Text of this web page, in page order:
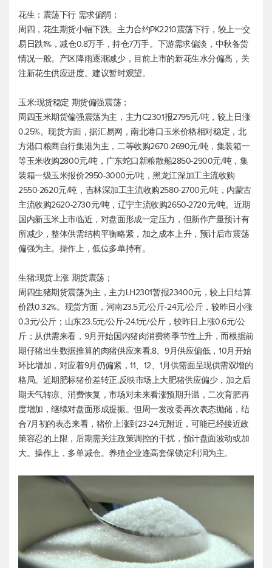
花生：震荡下行 需求偏弱；
周四，花生期货小幅下跌。主力合约PK2210震荡下行，较上一交
易日跌1%，减仓0.8万手，持仓7万手。下游需求偏淡，中秋备货
情况一般。产区降雨逐渐减少，目前上市的新花生水分偏高，关
注新花生供应进度。建议暂时观望。
玉米:现货稳定 期货偏强震荡；
周四玉米期货偏强震荡为主，主力C2301报2795元/吨，较上日涨
0.25%。现货方面，据汇易网，南北港口玉米价格相对稳定，北
方港口粮商自行集港为主，二等收购2670-2690元/吨，集装箱一
等玉米收购2800元/吨，广东蛇口新粮散船2850-2900元/吨，集
装箱一级玉米报价2950-3000元/吨，黑龙江深加工主流收购
2550-2620元/吨，吉林深加工主流收购2580-2700元/吨，内蒙古
主流收购2620-2730元/吨，辽宁主流收购2650-2720元/吨。近期
国内新玉米上市临近，对盘面形成一定压力，但新作产量预计有
所减少，整体供需结构平衡略紧，加之成本上升，预计后市震荡
偏强为主。操作上，低位多单持有。
生猪:现货上涨 期货震荡；
周四生猪期货震荡为主，主力LH2301暂报23400元，较上日结算
价跌0.32%。现货方面，河南23.5元/公斤-24元/公斤，较昨日小涨
0.3元/公斤；山东23.5元/公斤-24.1元/公斤，较昨日上涨0.6元/公
斤；从供需来看，9月开始国内猪肉消费将季节性上升，而根据前
期仔猪出生数据推算的肉猪供应来看,8、9月供应偏低，10月开始
环比增加，对应着9月仍偏紧，11、12、1月供需面呈现供需双增的
格局。近期肥标猪价差转正,反映市场上大肥猪供应偏少，加之后
期天气转凉、消费恢复，市场对未来看涨预期升温，二次育肥再
度增加，继续对盘面形成提振。但周一发改委再次表态抛储，结
合7月初的表态来看，猪价上涨到23-24元附近，可能已经接近政
策容忍的上限，后期需关注政策调控的干扰，预计盘面波动或加
大。操作上，多单减仓。养殖企业逢高套保锁定利润为主。